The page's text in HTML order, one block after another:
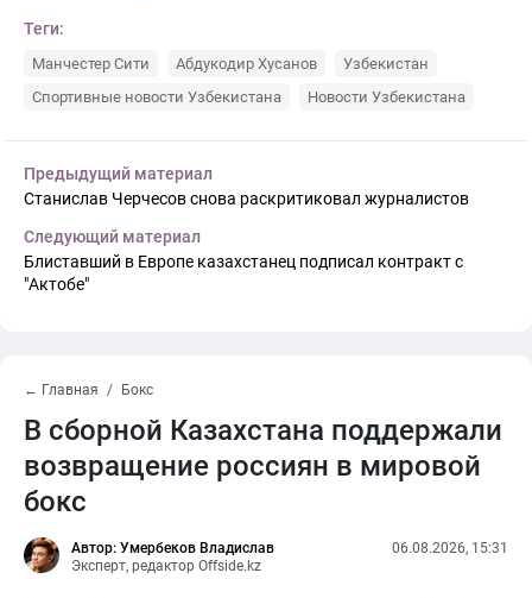
Теги:
Манчестер Сити Абдукодир Хусанов
Узбекистан
Спортивные новости Узбекистана
Новости Узбекистана
Предыдущий материал
Станислав Черчесов снова раскритиковал журналистов
Следующий материал
Блиставший в Европе казахстанец подписал контракт с
"Актобе"
← Главная Бокс
В сборной Казахстана поддержали
возвращение россиян в мировой
бокс
Автор: Умербеков Владислав
Эксперт, редактор Offside.kz
06.08.2026, 15:31